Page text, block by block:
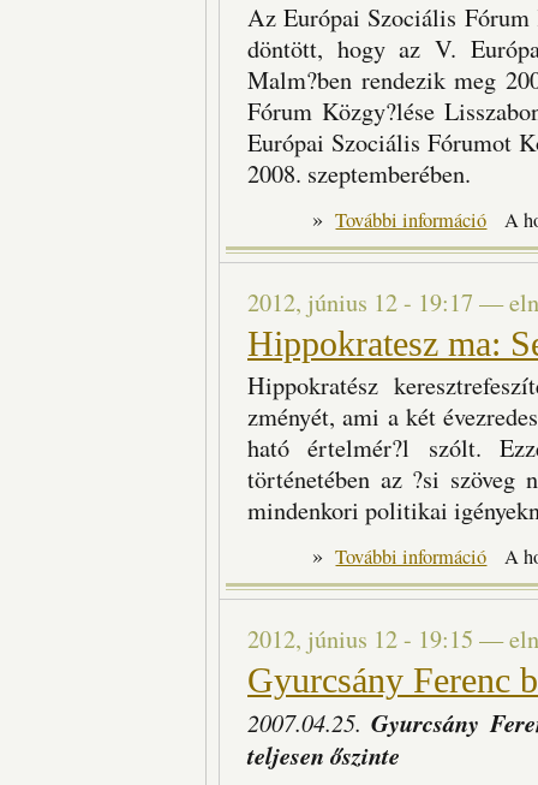
Az Európai Szociális Fórum
döntött, hogy az V.
Malm?ben rendezik meg
Fórum Közgy?lése
Európai Szociális Fórumot
2008. szeptemberében.
» További információ A
2012, június 12 - 19:17 —
Hippokratesz ma:
Hippokratész
zményét, ami a két
ható értelmér?l szólt.
történetében az ?si szöveg
mindenkori politikai
» További információ A
2012, június 12 - 19:15 —
Gyurcsány Ferenc
2007.04.25.Gyurcsány
teljesen őszinte